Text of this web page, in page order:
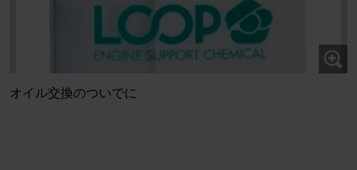
オイル交換のついでに